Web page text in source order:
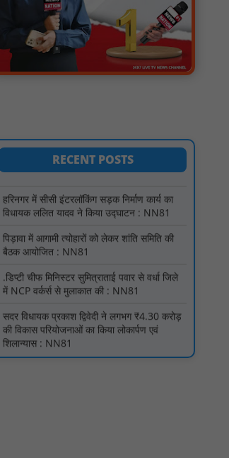
RECENT POSTS
टिमरनी नगर व आसपास के ग्रामीण क्षेत्रों के स्कूल
वाहन चालकों ने तहसीलदार को सौंपा ज्ञापन, आज
हड़ताल पर रहे सभी वाहन चालक : NN81
मस्तूरी जनपद पंचायत में 131 सरपंचों का प्रशिक्षण
हरिनगर में सीसी इंटरलॉकिंग सड़क निर्माण कार्य का
विधायक ललित यादव ने किया उद्घाटन : NN81
पिड़ावा में आगामी त्योहारों को लेकर शांति समिति की
.डिप्टी चीफ मिनिस्टर सुमित्राताई पवार से वर्धा जिले
सदर विधायक प्रकाश द्विवेदी ने लगभग ₹4.30 करोड़
शिलान्यास : NN81
मुख्यमंत्री विष्णुदेव साय ने दिए समयबद्ध क्रियान्वयन
के निर्देश : NN81
सोलर हाई मास्ट से रोशन हो रहे वनांचल के गांव,